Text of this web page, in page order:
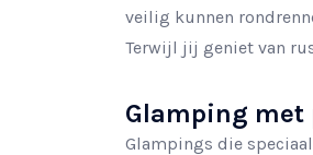
veilig kunnen
Terwijl jij geniet van
Glamping
Glampings die